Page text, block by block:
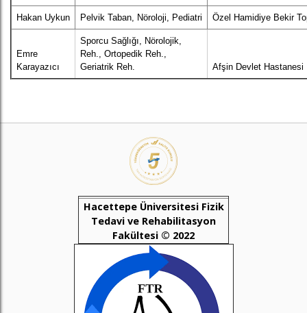
Hakan Uykun Pelvik Taban, Nöroloji, Pediatri Özel Hamidiye Bekir
Emre
Karayazıcı
Sporcu Sağlığı, Nörolojik,
Reh., Ortopedik Reh.,
Geriatrik Reh.
Afşin Devlet Hastanesi
Hacettepe Üniversitesi Fizik
Tedavi ve Rehabilitasyon
Fakültesi © 2022